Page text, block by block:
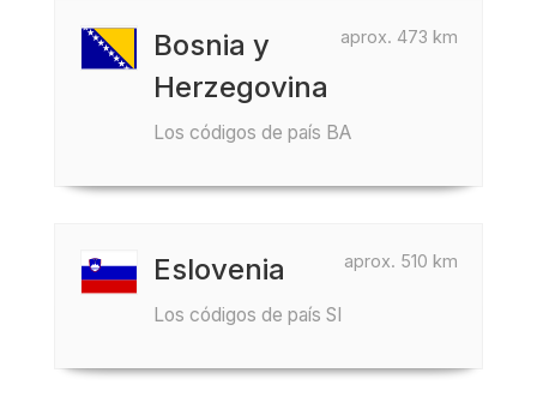
aprox. 473 km
Bosnia y
Herzegovina
Los códigos de país BA
aprox. 510 km
Eslovenia
Los códigos de país SI